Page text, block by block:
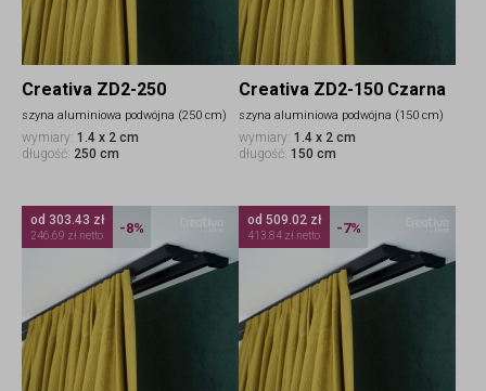
Creativa ZD2-250
szyna aluminiowa podwójna (250 cm)
wymiary: 1.4 x 2 cm
długość: 250 cm
Creativa ZD2-150 Czarna
szyna aluminiowa podwójna (150 cm)
wymiary: 1.4 x 2 cm
długość: 150 cm
od 303.43 zł
246.69 zł netto -8% od 509.02 zł
413.84 zł netto -7%